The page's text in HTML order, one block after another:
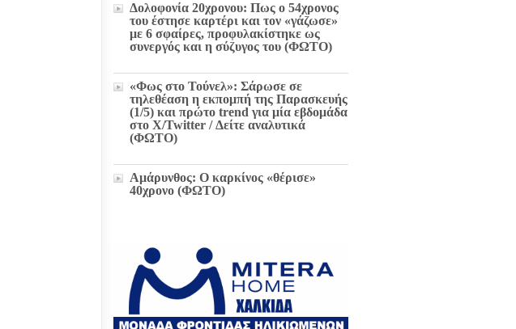
Δολοφονία 20χρονου: Πως ο 54χρονος
του έστησε καρτέρι και τον «γάζωσε»
με 6 σφαίρες, προφυλακίστηκε ως
συνεργός και η σύζυγος του (ΦΩΤΟ)
«Φως στο Τούνελ»: Σάρωσε σε
τηλεθέαση η εκπομπή της Παρασκευής
(1/5) και πρώτο trend για μία εβδομάδα
στο X/Twitter / Δείτε αναλυτικά
(ΦΩΤΟ)
Αμάρυνθος: Ο καρκίνος «θέρισε»
40χρονο (ΦΩΤΟ)
παρελθόν και μέλλον / Αποκλειστικά
στο EviaZoom.gr: Η ένορκη κατάθεση
πρώην Εισαγγελέα Χαλκίδας:
«Διεφθαρμένοι στη Χαλκίδα όλοι οι
διοικούντες δημόσιοι λειτουργοί...»
(ΕΓΓΡΑΦΑ)